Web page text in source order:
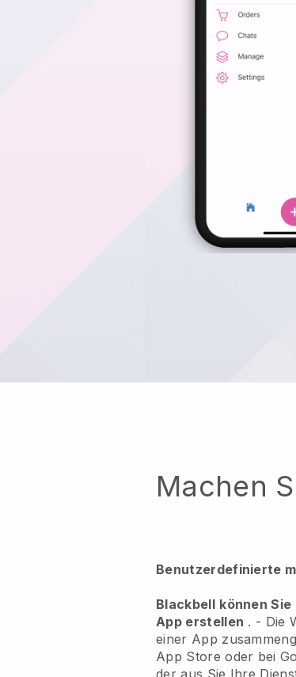
Machen
Benutzerdefinierte
Blackbell können
App erstellen . - Die
einer App
App Store oder bei
der aus Sie Ihre